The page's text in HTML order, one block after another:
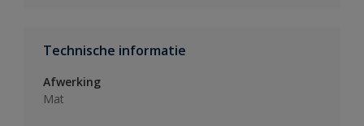
Technische informatie
Afwerking
Mat